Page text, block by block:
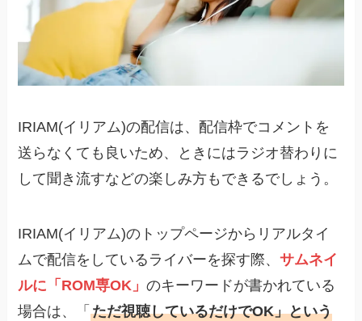
IRIAM(イリアム)の配信は、配信枠でコメントを
送らなくても良いため、ときにはラジオ替わりに
して聞き流すなどの楽しみ方もできるでしょう。
IRIAM(イリアム)のトップページからリアルタイ
ムで配信をしているライバーを探す際、サムネイ
ルに「ROM専OK」のキーワードが書かれている
場合は、「ただ視聴しているだけでOK」という